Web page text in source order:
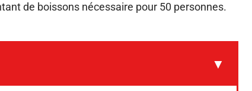
de boissons nécessaire pour 50 personnes.